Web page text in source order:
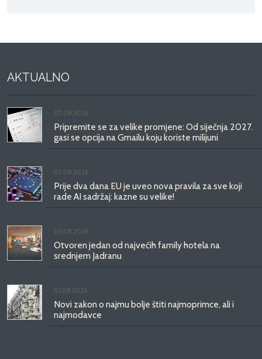
AKTUALNO
07.08.2026.
Pripremite se za velike promjene: Od siječnja 2027.
gasi se opcija na Gmailu koju koriste milijuni
07.08.2026.
Prije dva dana EU je uveo nova pravila za sve koji
rade AI sadržaj: kazne su velike!
03.08.2026.
Otvoren jedan od najvećih family hotela na
srednjem Jadranu
01.08.2026.
Novi zakon o najmu bolje štiti najmoprimce, ali i
najmodavce